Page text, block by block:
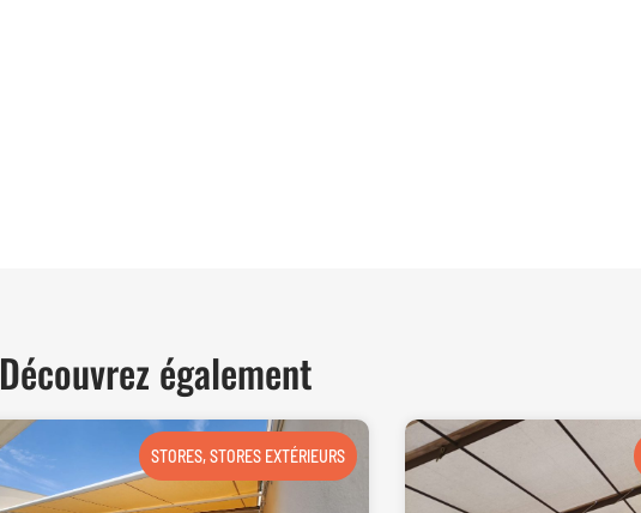
Découvrez également
STORES,STORES EXTÉRIEURS